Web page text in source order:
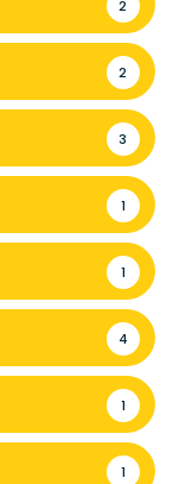
2
2
3
1
1
4
1
1